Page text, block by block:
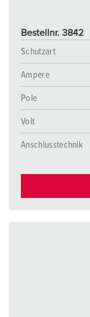
Bestellnr. 3842
Schutzart
Ampere
Pole
Volt
Anschlusstechnik